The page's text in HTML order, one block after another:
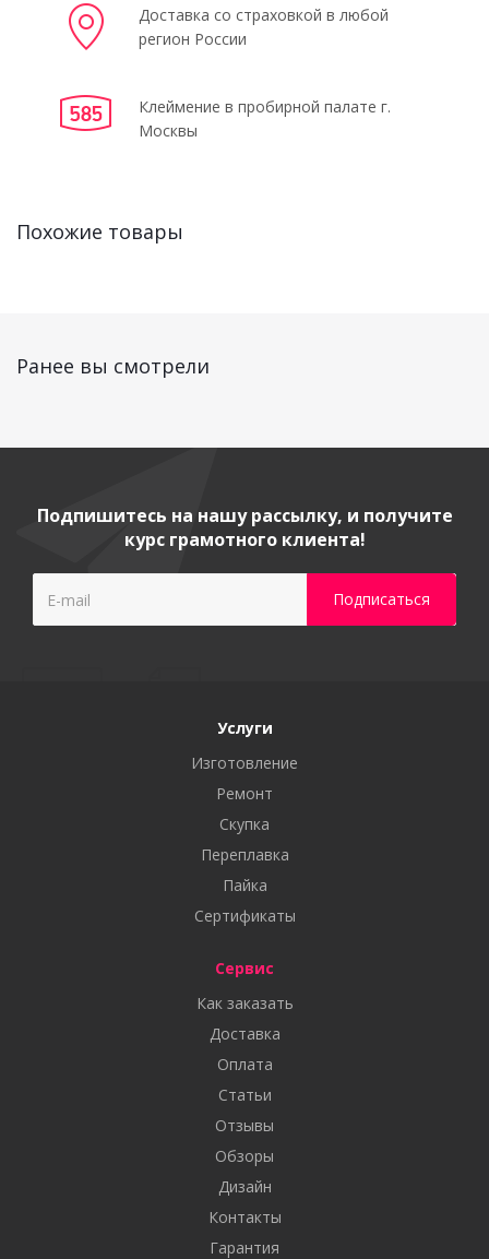
Доставка со страховкой в любой
регион России
Клеймение в пробирной палате г.
Москвы
Похожие товары
Ранее вы смотрели
Подпишитесь на нашу рассылку, и получите
курс грамотного клиента!
Услуги
Изготовление
Ремонт
Скупка
Переплавка
Пайка
Сертификаты
Сервис
Как заказать
Доставка
Оплата
Статьи
Отзывы
Обзоры
Дизайн
Контакты
Гарантия